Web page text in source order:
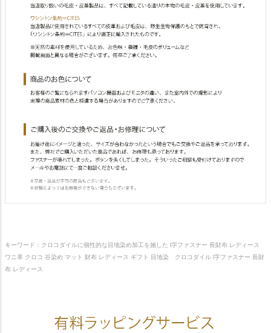
キーワード：クロコダイルに個性的な目地染め加工を施した l字ファスナー 長財布 レディース
ワニ革 クロコ 谷染め マット 財布 レディース ギフト 目地染 クロコダイル l字ファスナー 長財
布 レディース